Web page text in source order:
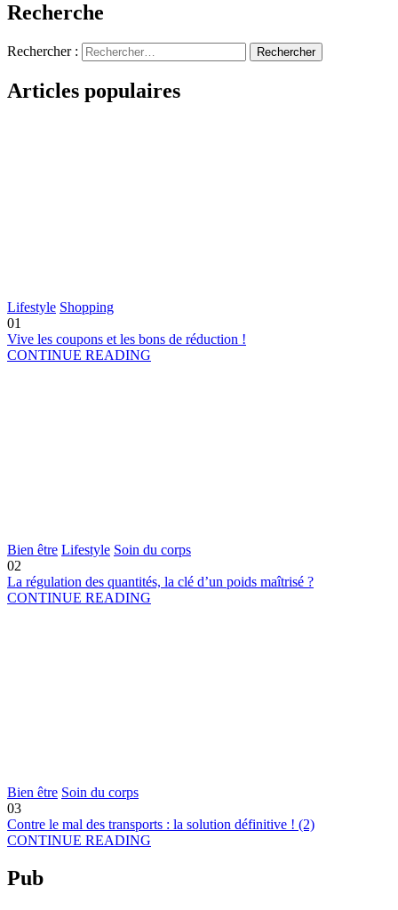
Recherche
Rechercher :
Articles populaires
Lifestyle Shopping
01
Vive les coupons et les bons de réduction !
CONTINUE READING
Bien être Lifestyle Soin du corps
02
La régulation des quantités, la clé d’un poids maîtrisé ?
CONTINUE READING
Bien être Soin du corps
03
Contre le mal des transports : la solution définitive ! (2)
CONTINUE READING
Pub